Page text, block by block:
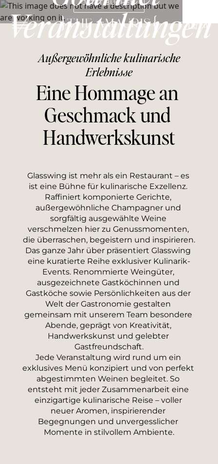
De En
Veranstaltungen
JETZT BUCHEN
Außergewöhnliche kulinarische
Erlebnisse
Eine Hommage an
Geschmack und
Handwerkskunst
Glasswing ist mehr als ein Restaurant – es
ist eine Bühne für kulinarische Exzellenz.
Raffiniert komponierte Gerichte,
außergewöhnliche Champagner und
sorgfältig ausgewählte Weine
verschmelzen hier zu Genussmomenten,
die überraschen, begeistern und inspirieren.
Das ganze Jahr über präsentiert Glasswing
eine kuratierte Reihe exklusiver Kulinarik-
Events. Renommierte Weingüter,
ausgezeichnete Gastköchinnen und
Gastköche sowie Persönlichkeiten aus der
Welt der Gastronomie gestalten
gemeinsam mit unserem Team besondere
Abende, geprägt von Kreativität,
Handwerkskunst und gelebter
Gastfreundschaft.
Jede Veranstaltung wird rund um ein
exklusives Menü konzipiert und von perfekt
abgestimmten Weinen begleitet. So
entsteht mit jeder Zusammenarbeit eine
einzigartige kulinarische Reise – voller
neuer Aromen, inspirierender
Begegnungen und unvergesslicher
Momente in stilvollem Ambiente.